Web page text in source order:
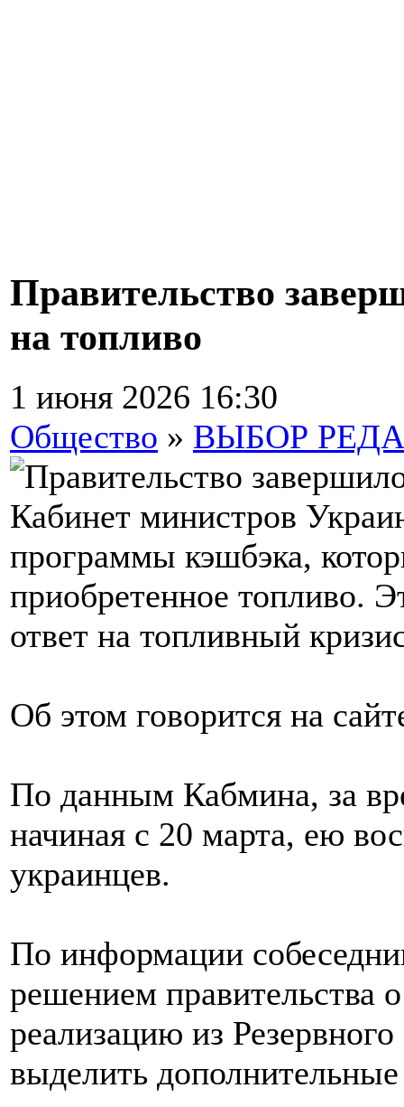
Правительство
на топливо
1 июня 2026 16:30
Общество » ВЫБОР
Кабинет министров
программы кэшбэка,
приобретенное топливо.
ответ на топливный
Об этом говорится на
По данным Кабмина, за
начиная с 20 марта, ею
украинцев.
По информации
решением правительства
реализацию из
выделить